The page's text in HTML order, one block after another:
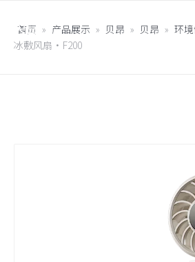
首页 » 产品展示 » 贝昂 » 贝昂 » 环
冰敷风扇·F200